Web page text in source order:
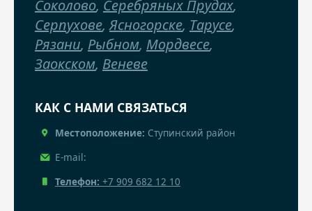
Соколово, Серебряных Прудах,
Серпухове,Ясногорске, Тарусе,
Рязани, Рыбном, Мордвесе,
Заокском, Веневе
КАК С НАМИ СВЯЗАТЬСЯ
Местоположение: Ступинский район
E-mail:
Телефон: +7 909 682 12 10